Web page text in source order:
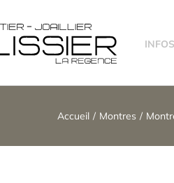
Accueil Montres